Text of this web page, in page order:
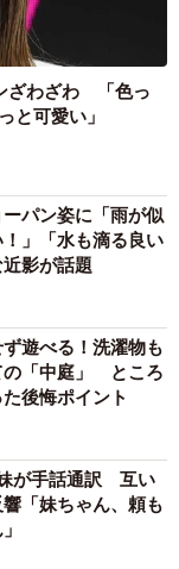
ざわざわ 「色っ
と可愛い」
パン姿に「雨が似
」「水も滴る良い
影が話題
ず遊べる！洗濯物も
の「中庭」 ところ
後悔ポイント
が手話通訳 互い
「妹ちゃん、頼も